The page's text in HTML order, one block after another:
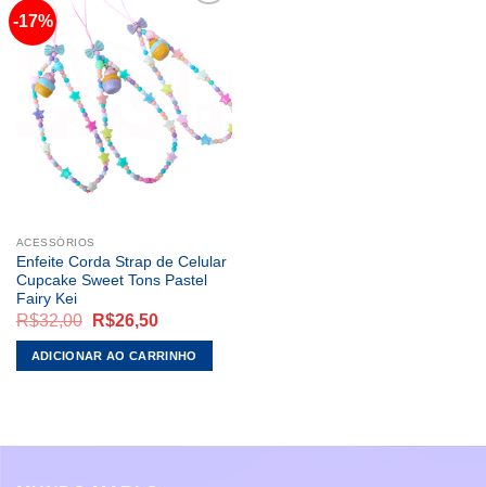
-17%
ADICIONAR
A LISTA DE
DESEJOS
ACESSÓRIOS
Enfeite Corda Strap de Celular
Cupcake Sweet Tons Pastel
Fairy Kei
R$32,00 O
preço
original
era:
R$26,50O
preço
atual
é:
ADICIONAR AO CARRINHO